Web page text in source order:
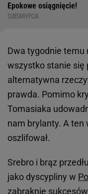
Epokowe osiągnięcie!
SUBSKRYPCJA
Dwa tygodnie temu
wszystko stanie się
alternatywna
prawda. Pomimo
Tomasiaka
nam brylanty. A ten
oszlifował.
Srebro i brąz
jako dyscypliny w
zabraknie